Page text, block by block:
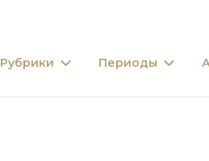
Рубрики Периоды